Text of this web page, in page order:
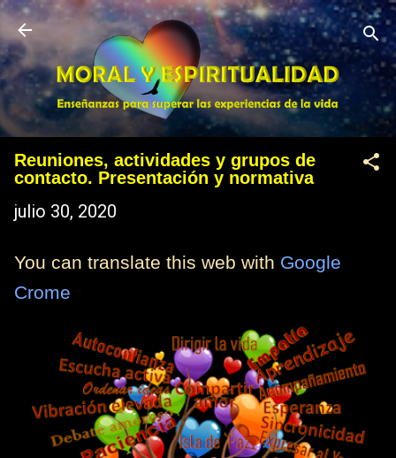
Ir al contenido principal
Reuniones, actividades y grupos de
contacto. Presentación y normativa
julio 30, 2020
You can translate this web with Google
Crome